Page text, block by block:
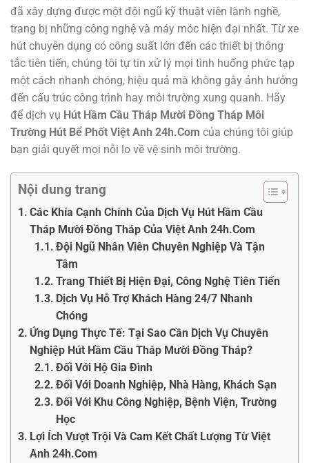
đã xây dựng được một đội ngũ kỹ thuật viên lành nghề,
trang bị những công nghệ và máy móc hiện đại nhất. Từ xe
hút chuyên dụng có công suất lớn đến các thiết bị thông
tắc tiên tiến, chúng tôi tự tin xử lý mọi tình huống phức tạp
một cách nhanh chóng, hiệu quả mà không gây ảnh hưởng
đến cấu trúc công trình hay môi trường xung quanh. Hãy
để dịch vụ Hút Hầm Cầu Tháp Mười Đồng Tháp Môi
Trường Hút Bể Phốt Việt Anh 24h.Com của chúng tôi giúp
bạn giải quyết mọi nỗi lo về vệ sinh môi trường.
Nội dung trang
Các Khía Cạnh Chính Của Dịch Vụ Hút Hầm Cầu
Tháp Mười Đồng Tháp Của Việt Anh 24h.Com
Đội Ngũ Nhân Viên Chuyên Nghiệp Và Tận
Tâm
Trang Thiết Bị Hiện Đại, Công Nghệ Tiên Tiến
Dịch Vụ Hỗ Trợ Khách Hàng 24/7 Nhanh
Chóng
Ứng Dụng Thực Tế: Tại Sao Cần Dịch Vụ Chuyên
Nghiệp Hút Hầm Cầu Tháp Mười Đồng Tháp?
Đối Với Hộ Gia Đình
Đối Với Doanh Nghiệp, Nhà Hàng, Khách Sạn
Đối Với Khu Công Nghiệp, Bệnh Viện, Trường
Học
Lợi Ích Vượt Trội Và Cam Kết Chất Lượng Từ Việt
Anh 24h.Com